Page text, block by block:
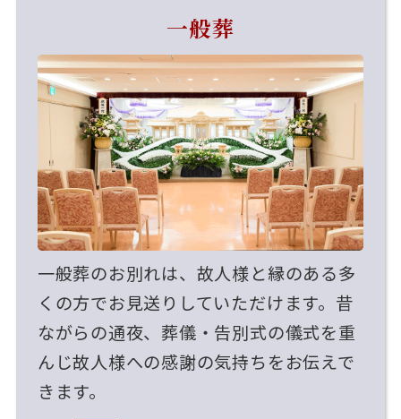
一般葬
一般葬のお別れは、故人様と縁のある多
くの方でお見送りしていただけます。昔
ながらの通夜、葬儀・告別式の儀式を重
んじ故人様への感謝の気持ちをお伝えで
きます。